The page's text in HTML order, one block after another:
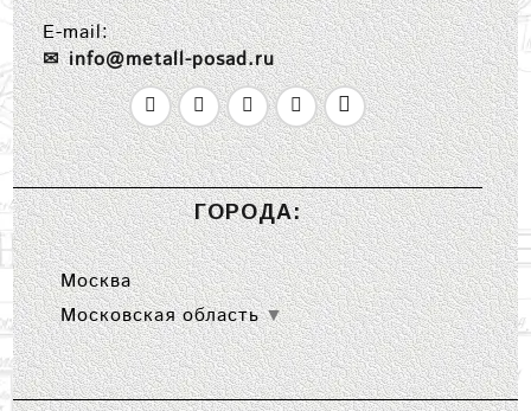
E-mail:
info@metall-posad.ru
ГОРОДА:
Москва
Московская область ▼